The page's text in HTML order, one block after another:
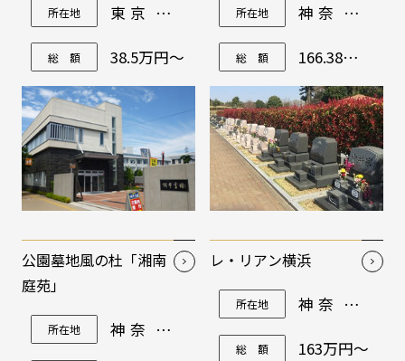
所在地 東京都調
布市深大
28-1
総 額 38.5万円～
所在地 神奈川県
座間市栗
総 額 166.38万円
公園墓地風の杜「湘南
庭苑」
所在地 神奈川県
藤沢市大
レ・リアン横浜
所在地 神奈川県
横浜市旭
台100-1他
総 額 163万円～